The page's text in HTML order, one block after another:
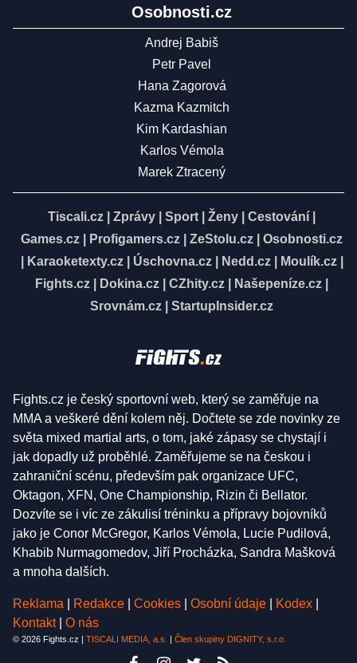
Osobnosti.cz
Andrej Babiš
Petr Pavel
Hana Zagorová
Kazma Kazmitch
Kim Kardashian
Karlos Vémola
Marek Ztracený
Tiscali.cz Zprávy Sport Ženy Cestování
Games.cz
Profigamers.cz ZeStolu.cz
Osobnosti.cz
Karaoketexty.cz| Úschovna.cz| Nedd.cz| Moulík.cz|
Fights.cz
Dokina.cz CZhity.cz Našepeníze.cz
Srovnám.cz
StartupInsider.cz
Fights.cz je český sportovní web, který se zaměřuje na
MMA a veškeré dění kolem něj. Dočtete se zde novinky ze
světa mixed martial arts, o tom, jaké zápasy se chystají i
jak dopadly už proběhlé. Zaměřujeme se na českou i
zahraniční scénu, především pak organizace UFC,
Oktagon, XFN, One Championship, Rizin či Bellator.
Dozvíte se i víc ze zákulisí tréninku a přípravy bojovníků
jako je Conor McGregor, Karlos Vémola, Lucie Pudilová,
Khabib Nurmagomedov, Jiří Procházka, Sandra Mašková
a mnoha dalších.
Reklama Redakce Cookies Osobní údaje Kodex
Kontakt
O nás
© 2026 Fights.cz | TISCALI MEDIA, a.s. | Člen skupiny DIGNITY, s.r.o.